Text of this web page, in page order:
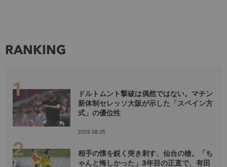
RANKING
ドルトムント撃破は偶然ではない。マチン
新体制セレッソ大阪が示した「スペイン方
式」の優位性
2026.08.05
相手の懐を鋭く突き刺す、仙台の槍。「ち
ゃんと悔しかった」3年目の正直で、有田